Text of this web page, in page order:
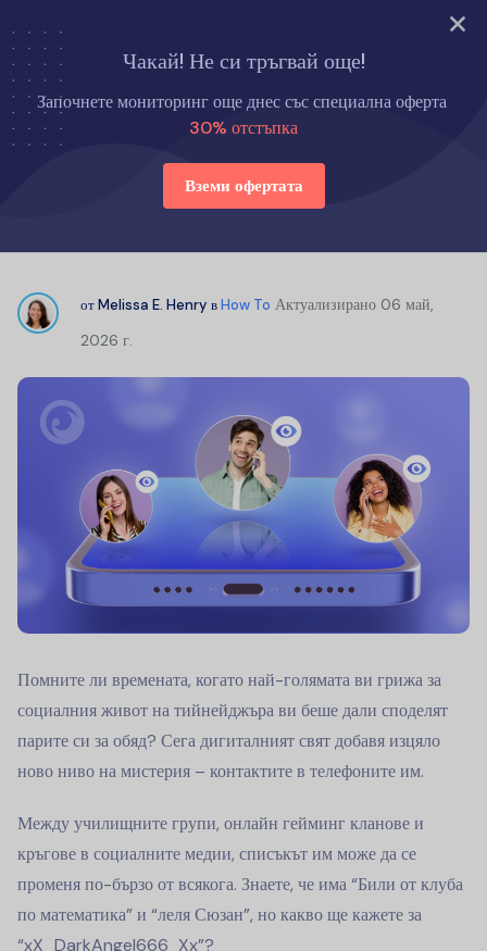
Опитайте сега
Чакай! Не си тръгвай още!
Започнете мониторинг още днес със специална оферта
30% отстъпка
Вземи офертата
Начало
Как да
Как лесно да проследите и видите списъка с контакти на някого
Как лесно да проследите и видите
отMelissa E. Henry вHow To Актуализирано 06 май,
2026 г.
Помните ли времената, когато най-голямата ви грижа за
социалния живот на тийнейджъра ви беше дали споделят
парите си за обяд? Сега дигиталният свят добавя изцяло
ново ниво на мистерия – контактите в телефоните им.
Между училищните групи, онлайн гейминг кланове и
кръгове в социалните медии, списъкът им може да се
променя по-бързо от всякога. Знаете, че има “Били от клуба
по математика” и “леля Сюзан”, но какво ще кажете за
“xX_DarkAngel666_Xx”?